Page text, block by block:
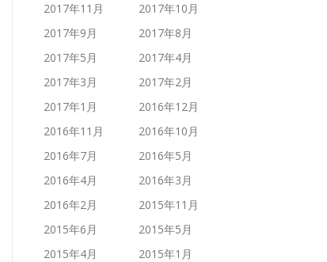
2017年11月
2017年10月
2017年9月
2017年8月
2017年5月
2017年4月
2017年3月
2017年2月
2017年1月
2016年12月
2016年11月
2016年10月
2016年7月
2016年5月
2016年4月
2016年3月
2016年2月
2015年11月
2015年6月
2015年5月
2015年4月
2015年1月